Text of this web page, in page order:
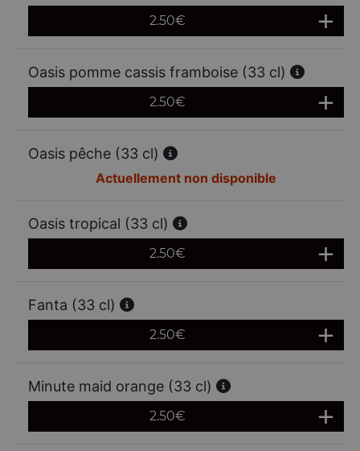
2.50€
Oasis pomme cassis framboise (33 cl)
2.50€
Oasis pêche (33 cl)
Actuellement non disponible
Oasis tropical (33 cl)
2.50€
Fanta (33 cl)
2.50€
Minute maid orange (33 cl)
2.50€